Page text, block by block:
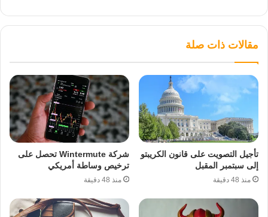
مقالات ذات صلة
تأجيل التصويت على قانون الكريبتو
إلى سبتمبر المقبل
منذ 48 دقيقة
شركة Wintermute تحصل على
ترخيص وساطة أمريكي
منذ 48 دقيقة